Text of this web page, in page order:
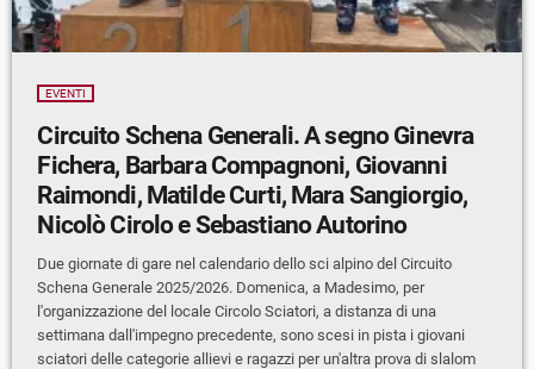
EVENTI
Circuito Schena Generali. A segno Ginevra
Fichera, Barbara Compagnoni, Giovanni
Raimondi, Matilde Curti, Mara Sangiorgio,
Nicolò Cirolo e Sebastiano Autorino
Due giornate di gare nel calendario dello sci alpino del Circuito
Schena Generale 2025/2026. Domenica, a Madesimo, per
l'organizzazione del locale Circolo Sciatori, a distanza di una
settimana dall'impegno precedente, sono scesi in pista i giovani
sciatori delle categorie allievi e ragazzi per un'altra prova di slalom